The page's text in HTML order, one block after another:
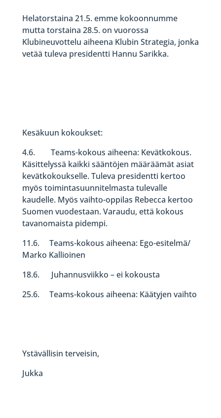
Helatorstaina 21.5. emme kokoonnumme
mutta torstaina 28.5. on vuorossa
Klubineuvottelu aiheena Klubin Strategia, jonka
vetää tuleva presidentti Hannu Sarikka.
Kesäkuun kokoukset:
4.6. Teams-kokous aiheena: Kevätkokous.
Käsittelyssä kaikki sääntöjen määräämät asiat
kevätkokoukselle. Tuleva presidentti kertoo
myös toimintasuunnitelmasta tulevalle
kaudelle. Myös vaihto-oppilas Rebecca kertoo
Suomen vuodestaan. Varaudu, että kokous
tavanomaista pidempi.
11.6. Teams-kokous aiheena: Ego-esitelmä/
Marko Kallioinen
18.6. Juhannusviikko – ei kokousta
25.6. Teams-kokous aiheena: Käätyjen vaihto
Ystävällisin terveisin,
Jukka